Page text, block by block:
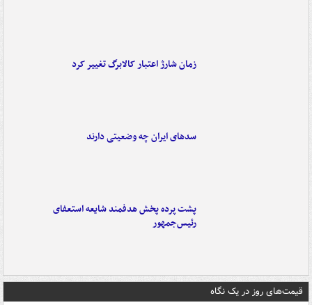
زمان شارژ اعتبار کالابرگ تغییر کرد
سدهای ایران چه وضعیتی دارند
پشت پرده پخش هدفمند شایعه استعفای
رئیس‌جمهور
قیمت‌های روز در یک نگاه